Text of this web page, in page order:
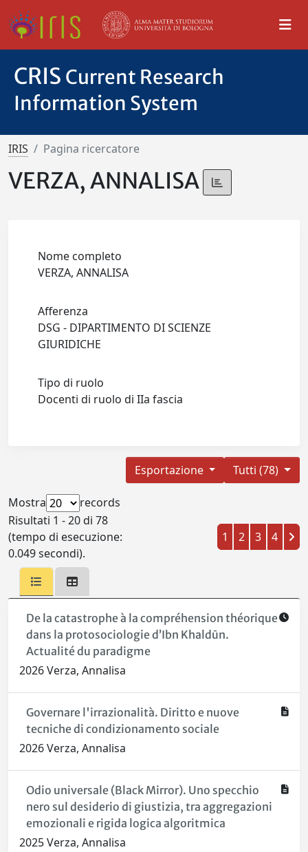
CRIS Current Research
Information System
IRIS Pagina ricercatore
VERZA, ANNALISA
Nome completo
VERZA, ANNALISA
Afferenza
DSG - DIPARTIMENTO DI SCIENZE
GIURIDICHE
Tipo di ruolo
Docenti di ruolo di IIa fascia
Tutti (78)
Esportazione
Mostra
records
Risultati 1 - 20 di 78
(tempo di esecuzione:
0.049 secondi).
1 2 3 4
De la catastrophe à la compréhension théorique
dans la protosociologie d’Ibn Khaldūn.
Actualité du paradigme
2026 Verza, Annalisa
Governare l'irrazionalità. Diritto e nuove
tecniche di condizionamento sociale
2026 Verza, Annalisa
Odio universale (Black Mirror). Uno specchio
nero sul desiderio di giustizia, tra aggregazioni
emozionali e rigida logica algoritmica
2025 Verza, Annalisa